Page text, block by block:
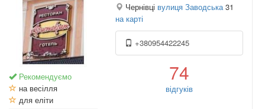
Рекомендуємо
на весілля
для еліти
Чернівці вулиця Заводська 31
на карті
+380954422245
74
відгуків